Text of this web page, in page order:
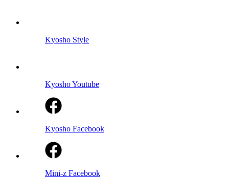
Kyosho Style
Kyosho Youtube
Kyosho Facebook
Mini-z Facebook